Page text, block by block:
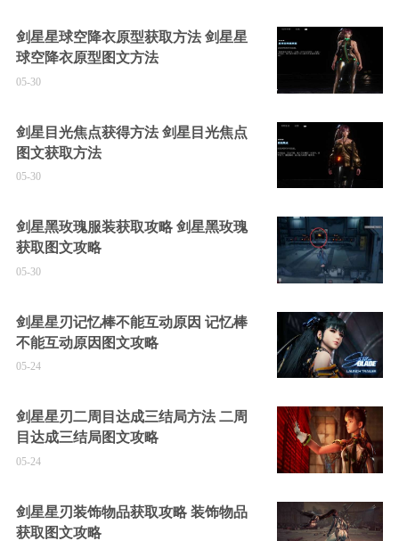
剑星星球空降衣原型获取方法 剑星星
球空降衣原型图文方法
05-30
剑星目光焦点获得方法 剑星目光焦点
图文获取方法
05-30
剑星黑玫瑰服装获取攻略 剑星黑玫瑰
获取图文攻略
05-30
剑星星刃记忆棒不能互动原因 记忆棒
不能互动原因图文攻略
05-24
剑星星刃二周目达成三结局方法 二周
目达成三结局图文攻略
05-24
剑星星刃装饰物品获取攻略 装饰物品
获取图文攻略